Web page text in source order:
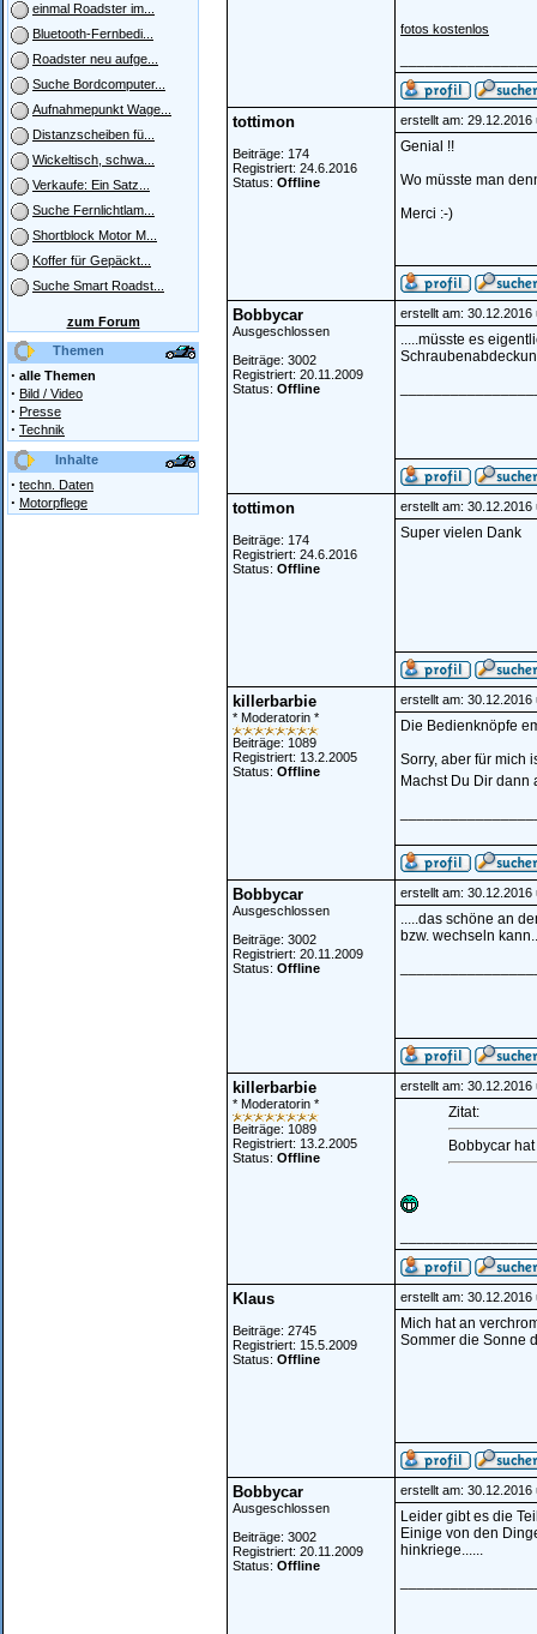
einmal Roadster im...
Bluetooth-Fernbedi...
Roadster neu aufge...
Suche Bordcomputer...
Aufnahmepunkt Wage...
Distanzscheiben fü...
Wickeltisch, schwa...
Verkaufe: Ein Satz...
Suche Fernlichtlam...
Shortblock Motor M...
Koffer für Gepäckt...
Suche Smart Roadst...
zum Forum
Themen
· alle Themen
· Bild / Video
· Presse
· Technik
Inhalte
· techn. Daten
· Motorpflege
fotos kostenlos
tottimon
Beiträge: 174
Registriert: 24.6.2016
Status: Offline
erstellt am: 29.12.2016
Genial !!
Wo müsste man
Merci :-)
Bobbycar
Ausgeschlossen
Beiträge: 3002
Registriert: 20.11.2009
Status: Offline
erstellt am: 30.12.2016
.....müsste es
tottimon
Beiträge: 174
Registriert: 24.6.2016
Status: Offline
erstellt am: 30.12.2016
Super vielen Dank
killerbarbie
* Moderatorin *
Beiträge: 1089
Registriert: 13.2.2005
Status: Offline
erstellt am: 30.12.2016
Die Bedienknöpfe
Sorry, aber für mich
Machst Du Dir
Bobbycar
Ausgeschlossen
Beiträge: 3002
Registriert: 20.11.2009
Status: Offline
erstellt am: 30.12.2016
.....das schöne an
bzw. wechseln
killerbarbie
* Moderatorin *
Beiträge: 1089
Registriert: 13.2.2005
Status: Offline
erstellt am: 30.12.2016
Zitat:
Bobbycar
Klaus
Beiträge: 2745
Registriert: 15.5.2009
Status: Offline
erstellt am: 30.12.2016
Mich hat an
Sommer die Sonne
Bobbycar
Ausgeschlossen
Beiträge: 3002
Registriert: 20.11.2009
Status: Offline
erstellt am: 30.12.2016
Leider gibt es die
Einige von den
hinkriege......